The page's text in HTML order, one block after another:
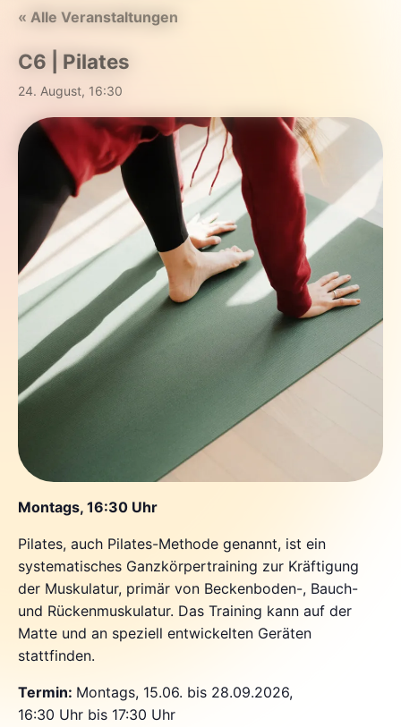
« Alle Veranstaltungen
C6 | Pilates
24. August, 16:30
Montags, 16:30 Uhr
Pilates, auch Pilates-Methode genannt, ist ein
systematisches Ganzkörpertraining zur Kräftigung
der Muskulatur, primär von Beckenboden-, Bauch-
und Rückenmuskulatur. Das Training kann auf der
Matte und an speziell entwickelten Geräten
stattfinden.
Termin: Montags, 15.06. bis 28.09.2026,
16:30 Uhr bis 17:30 Uhr